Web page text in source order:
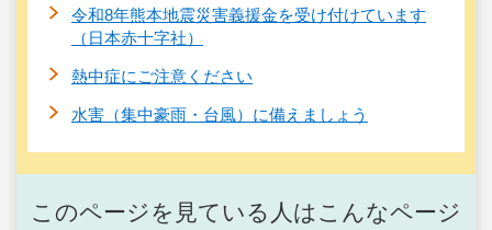
令和8年熊本地震災害義援金を受け付けています
（日本赤十字社）
熱中症にご注意ください
水害（集中豪雨・台風）に備えましょう
このページを見ている人はこんなページ